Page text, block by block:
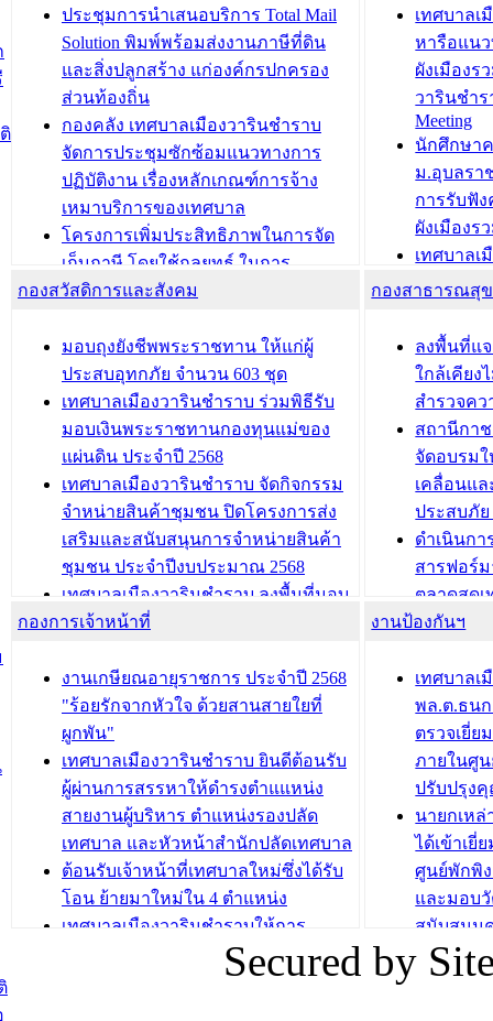
องคมนตรี
สำนักทะเบียนท้องถิ่นเทศบาลเมือง
วารินชำราบ ดำเนินการมอบทะเบียน
บ้าน ทร.14 และบัตรประจำตัว
ประชาชนบุคคลประเภท 8 แก่บุคคลที่
ได้รับการเพิ่มชื่อในทะเบียนบ้าน
(ท.ร.14) กรณีคนไม่มีสัญชาติไทยได้รับ
อนุญาตให้มีถิ่นที่อยู่
ประชุมคณะกรรมการประเมินผลการ
ควบคุมภายในของ สำนัก/กอง/
โรงเรียน/ศูนย์พัฒนาเด็กเล็ก/สถานธนา
บทความ อื่นๆ ...
ประชุมที
ชีวา สร้า
ขับเคลื่อน
“เมืองแห่
บทความ อื่นๆ ...
ประชุมการนำเสนอบริการ Total Mail
Solution พิมพ์พร้อมส่งงานภาษีที่ดิน
และสิ่งปลูกสร้าง แก่องค์กรปกครอง
ส่วนท้องถิ่น
กองคลัง เทศบาลเมืองวารินชำราบ
จัดการประชุมซักซ้อมแนวทางการ
ปฏิบัติงาน เรื่องหลักเกณฑ์การจ้าง
เหมาบริการของเทศบาล
โครงการเพิ่มประสิทธิภาพในการจัด
เก็บภาษี โดยใช้กลยุทธ์ ในการ
พัฒนาการจัดเก็บรายได้ ประจำปี พ.ศ.
เทศบาลเมืองวารินชำราบ ร่วมการ
ประชุมวิชาการระดับนานาชาติและ
นิทรรศการด้านนวัตกรรมท้องถิ่น 2568
และรับรางวัลทีมนักวิจัยดีเด่นจาก
นวัตกรรมโครงการทะเบียนภาษีป้าย
ประชุมผู้เช่าอาคารพาณิชย์ บริเวณ
ถนนเกษมสุขและถนนประทุมเทพภักดี
บทความ อื่นๆ ...
เทศบาลเ
หารือแน
ผังเมืองร
วารินชำร
Meeting
นักศึกษา
ม.อุบลรา
การรับฟั
ผังเมืองร
เทศบาลเ
โครงการ
เทศบาล
รับฟังคว
ผังเมือง
วารินชำ
เทศบาล
ซักซ้อมแ
ประโยช
บทความ อื่นๆ ...
กองสวัสดิการและสังคม
มอบถุงยังชีพพระราชทาน ให้แก่ผู้
ประสบอุทกภัย จำนวน 603 ชุด
เทศบาลเมืองวารินชำราบ ร่วมพิธีรับ
มอบเงินพระราชทานกองทุนแม่ของ
แผ่นดิน ประจำปี 2568
เทศบาลเมืองวารินชำราบ จัดกิจกรรม
จำหน่ายสินค้าชุมชน ปิดโครงการส่ง
เสริมและสนับสนุนการจำหน่ายสินค้า
ชุมชน ประจำปีงบประมาณ 2568
เทศบาลเมืองวารินชำราบ ลงพื้นที่มอบ
น้ำดื่มแก่ผู้พักอาศัย ณ ศูนย์พักพิง
กองสวัสดิการสังคม เทศบาลเมือง
วารินชำราบ จัดโครงการอบรมอาชีพ
ระยะสั้น ประจำปี 2568 (หลักสูตรการ
ถักทอผลิตภัณฑ์จากถุงพลาสติก)
บทความ อื่นๆ ...
กองสาธารณสุ
ลงพื้นที่แ
ใกล้เคียง
สำรวจค
สถานีกา
จัดอบรม
เคลื่อนแ
ประสบภั
ดำเนินกา
สารฟอร์
ตลาดสดเ
วารินชำร
ถนนแก่เ
เด็กเล็ก
เทศบาลเ
ปรึกษาห
วัยของอ
บทความ อื่นๆ ...
กองการเจ้าหน้าที่
งานเกษียณอายุราชการ ประจำปี 2568
"ร้อยรักจากหัวใจ ด้วยสานสายใยที่
ผูกพัน"
เทศบาลเมืองวารินชำราบ ยินดีต้อนรับ
ผู้ผ่านการสรรหาให้ดำรงตำแแหน่ง
สายงานผู้บริหาร ตำแหน่งรองปลัด
เทศบาล และหัวหน้าสำนักปลัดเทศบาล
ต้อนรับเจ้าหน้าที่เทศบาลใหม่ซึ่งได้รับ
โอน ย้ายมาใหม่ใน 4 ตำแหน่ง
เทศบาลเมืองวารินชำราบให้การ
ต้อนรับพนักงานเทศบาลผู้ผ่านการ
สรรหาให้ดำรงตำแหน่งสายงานผู้
งานป้องกันฯ
เทศบาลเ
พล.ต.ธน
ตรวจเยี่ย
ภายในศู
ปรับปรุง
นายกเห
ได้เข้าเยี่
ศูนย์พักพิ
และมอบ
สนับสนุน
ภัยน้ำท่วม
ภาพบรร
Secured by